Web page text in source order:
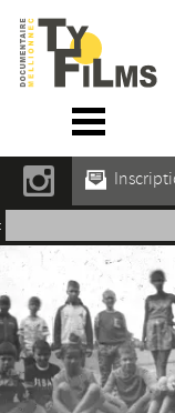
☰ Menu
Accueil
Actualités
L’association
du film
Mellionnec
Projections